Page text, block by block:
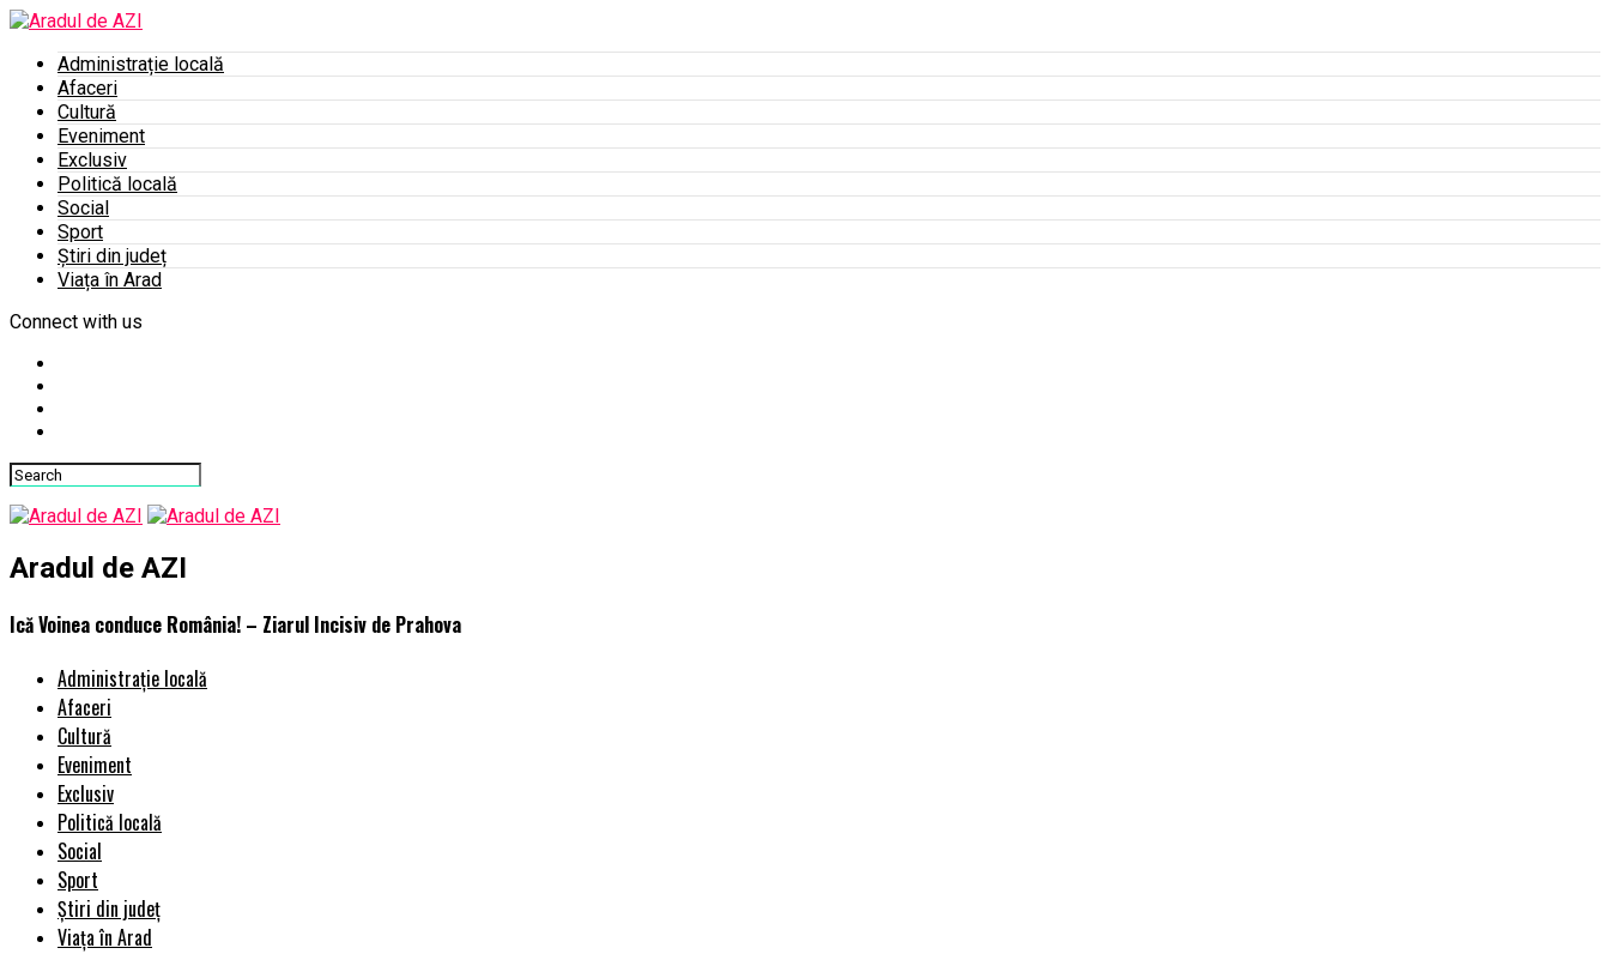
Administrație locală
Afaceri
Cultură
Eveniment
Exclusiv
Politică locală
Social
Sport
Știri din județ
Viața în Arad
Connect with us
Aradul de AZI
Ică Voinea conduce România! – Ziarul Incisiv de Prahova
Administrație locală
Afaceri
Cultură
Eveniment
Exclusiv
Politică locală
Social
Sport
Știri din județ
Viața în Arad